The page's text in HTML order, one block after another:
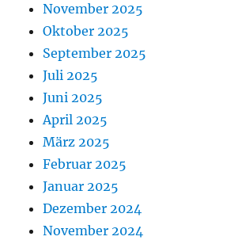
November 2025
Oktober 2025
September 2025
Juli 2025
Juni 2025
April 2025
März 2025
Februar 2025
Januar 2025
Dezember 2024
November 2024